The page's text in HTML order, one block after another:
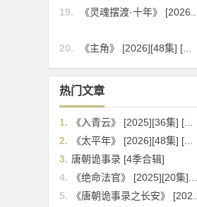
19.
《灵魂摆渡·十年》 [2026...
20.
《主角》 [2026][48集] [...
热门文章
1.
《入青云》 [2025][36集] [...
2.
《太平年》 [2026][48集] [...
3. 唐朝诡事录 [4季合辑]
4.
《绝命法官》 [2025][20集]...
5.
《唐朝诡事录之长安》 [202...